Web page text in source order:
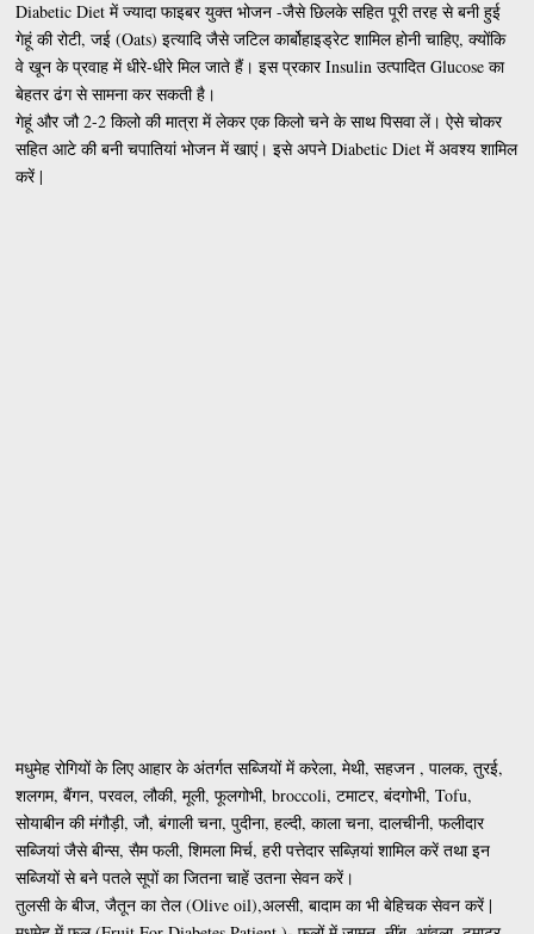
Diabetic Diet में ज्यादा फाइबर युक्त भोजन -जैसे छिलके सहित पूरी तरह से बनी हुई
गेहूं की रोटी, जई (Oats) इत्यादि जैसे जटिल कार्बोहाइड्रेट शामिल होनी चाहिए, क्योंकि
वे खून के प्रवाह में धीरे-धीरे मिल जाते हैं। इस प्रकार Insulin उत्पादित Glucose का
बेहतर ढंग से सामना कर सकती है।
गेहूं और जौ 2-2 किलो की मात्रा में लेकर एक किलो चने के साथ पिसवा लें। ऐसे चोकर
सहित आटे की बनी चपातियां भोजन में खाएं। इसे अपने Diabetic Diet में अवश्य शामिल
करें |
मधुमेह रोगियों के लिए आहार के अंतर्गत सब्जियों में करेला, मेथी, सहजन , पालक, तुरई,
शलगम, बैंगन, परवल, लौकी, मूली, फूलगोभी, broccoli, टमाटर, बंदगोभी, Tofu,
सोयाबीन की मंगौड़ी, जौ, बंगाली चना, पुदीना, हल्दी, काला चना, दालचीनी, फलीदार
सब्जियां जैसे बीन्स, सैम फली, शिमला मिर्च, हरी पत्तेदार सब्ज़ियां शामिल करें तथा इन
सब्जियों से बने पतले सूपों का जितना चाहें उतना सेवन करें।
तुलसी के बीज, जैतून का तेल (Olive oil),अलसी, बादाम का भी बेहिचक सेवन करें |